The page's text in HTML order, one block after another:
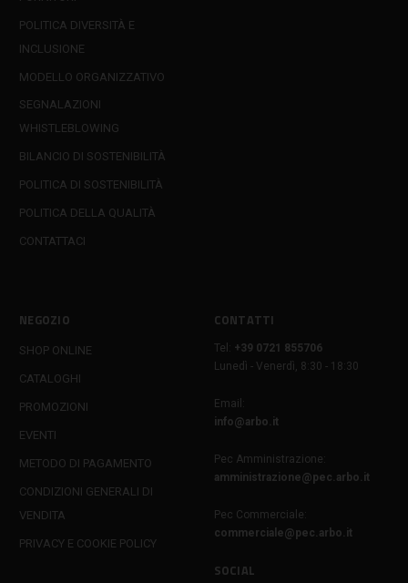
POLITICA DIVERSITÀ E
INCLUSIONE
MODELLO ORGANIZZATIVO
SEGNALAZIONI
WHISTLEBLOWING
BILANCIO DI SOSTENIBILITÀ
POLITICA DI SOSTENIBILITÀ
POLITICA DELLA QUALITÀ
CONTATTACI
NEGOZIO
SHOP ONLINE
CATALOGHI
PROMOZIONI
EVENTI
METODO DI PAGAMENTO
CONDIZIONI GENERALI DI
VENDITA
PRIVACY E COOKIE POLICY
CONTATTI
Tel:
+39 0721 855706
Lunedì - Venerdì, 8:30 - 18:30
Email:
info@arbo.it
Pec Amministrazione:
amministrazione@pec.arbo.it
Pec Commerciale:
commerciale@pec.arbo.it
SOCIAL